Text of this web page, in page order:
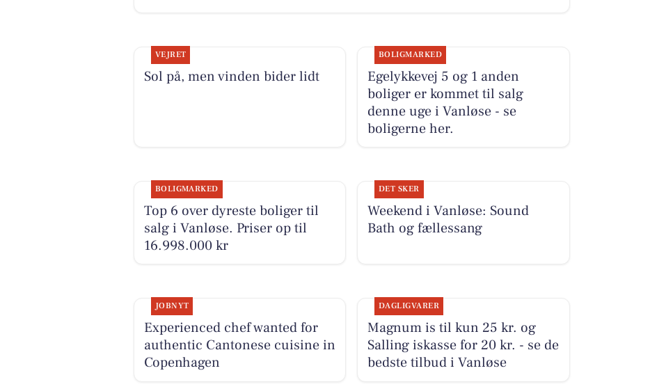
VEJRET
Sol på, men vinden bider lidt
BOLIGMARKED
Egelykkevej 5 og 1 anden
boliger er kommet til salg
denne uge i Vanløse - se
boligerne her.
BOLIGMARKED
Top 6 over dyreste boliger til
salg i Vanløse. Priser op til
16.998.000 kr
DET SKER
Weekend i Vanløse: Sound
Bath og fællessang
JOBNYT
Experienced chef wanted for
authentic Cantonese cuisine in
Copenhagen
DAGLIGVARER
Magnum is til kun 25 kr. og
Salling iskasse for 20 kr. - se de
bedste tilbud i Vanløse